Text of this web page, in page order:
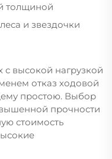
толщиной
и звездочки
с высокой нагрузкой
отказ ходовой
простою. Выбор
прочности
стоимость